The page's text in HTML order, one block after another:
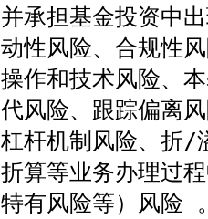
并承担基金投资中
动性风险、合规性
操作和技术风险、
代风险、跟踪偏离
杠杆机制风险、折/
折算等业务办理过
特有风险等）风险